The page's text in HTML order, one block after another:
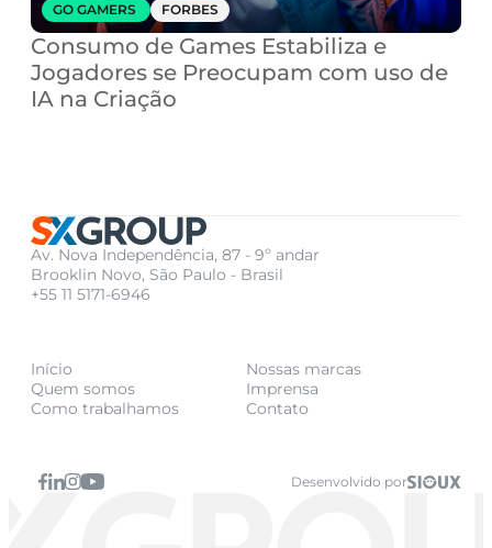
GO GAMERS FORBES
Consumo de Games Estabiliza e
Jogadores se Preocupam com uso de
IA na Criação
Av. Nova Independência, 87 - 9º andar
Brooklin Novo, São Paulo - Brasil
+55 11 5171-6946
Início
Quem somos
Como trabalhamos
Nossas marcas
Imprensa
Contato
Desenvolvido por